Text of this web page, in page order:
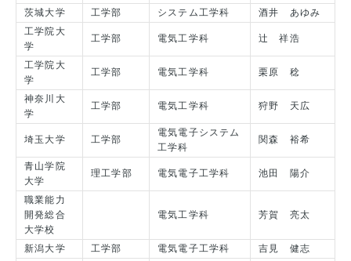
茨城大学
工学部 システム工学科
酒井 あゆみ
工学院大
学
工学部 電気工学科 辻 祥浩
工学院大
学
工学部 電気工学科 栗原 稔
神奈川大
学
工学部 電気工学科 狩野 天広
埼玉大学 工学部
電気電子システム
工学科
関森 裕希
青山学院
大学
理工学部 電気電子工学科 池田 陽介
職業能力
開発総合
大学校
電気工学科 芳賀 亮太
新潟大学 工学部 電気電子工学科
吉見 健志